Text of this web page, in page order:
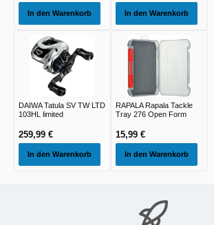
In den Warenkorb In den Warenkorb
DAIWA Tatula SV TW LTD
103HL limited
259,99 €
In den Warenkorb
RAPALA Rapala Tackle
Tray 276 Open Form
15,99 €
In den Warenkorb